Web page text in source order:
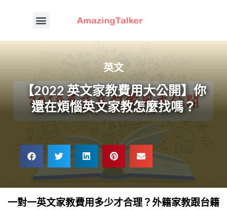
英文
【2022 英文家教費用大公開】你
還在煩惱英文家教怎麼找嗎？
一對一英文家教費用多少才合理？外籍家教跟台籍